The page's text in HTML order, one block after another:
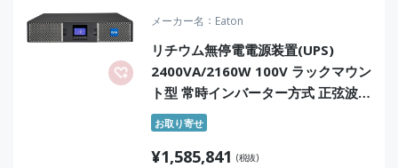
メーカー名 Eaton
リチウム無停電電源装置(UPS)
2400VA/2160W 100V ラックマウン
ト型 常時インバーター方式 正弦波
センドバック7年保証付
お取り寄せ
¥1,585,841 (税抜)